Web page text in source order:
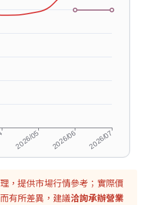
，提供市場行情參考；實際價
有所差異，建議洽詢承辦營業